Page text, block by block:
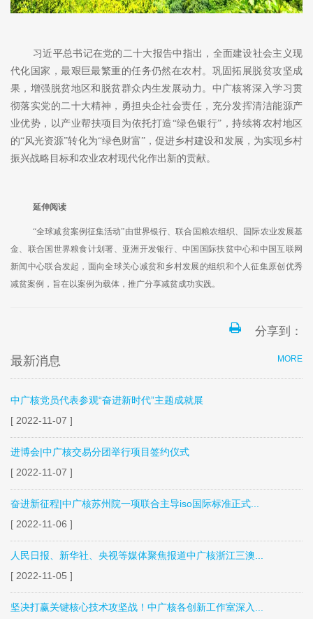
习近平总书记在党的二十大报告中指出，全面建设社会主义现
代化国家，最艰巨最繁重的任务仍然在农村。巩固拓展脱贫攻坚成
果，增强脱贫地区和脱贫群众内生发展动力。中广核将深入学习贯
彻落实党的二十大精神，勇担央企社会责任，充分发挥清洁能源产
业优势，以产业帮扶项目为依托打造“绿色银行”，持续将农村地区
的“风光资源”转化为“绿色财富”，促进乡村建设和发展，为实现乡村
振兴战略目标和农业农村现代化作出新的贡献。
延伸阅读
“全球减贫案例征集活动”由世界银行、联合国粮农组织、国际农业发展基
金、联合国世界粮食计划署、亚洲开发银行、中国国际扶贫中心和中国互联网
新闻中心联合发起，面向全球关心减贫和乡村发展的组织和个人征集原创优秀
减贫案例，旨在以案例为载体，推广分享减贫成功实践。
分享到：
MORE
最新消息
中广核党员代表参观“奋进新时代”主题成就展
[ 2022-11-07 ]
进博会|中广核交易分团举行项目签约仪式
[ 2022-11-07 ]
奋进新征程|中广核苏州院一项联合主导iso国际标准正式...
[ 2022-11-06 ]
人民日报、新华社、央视等媒体聚焦报道中广核浙江三澳...
[ 2022-11-05 ]
坚决打赢关键核心技术攻坚战！中广核各创新工作室深入...